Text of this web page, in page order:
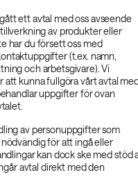
ett avtal med oss avseende
av produkter eller
har du försett oss med
(t.ex. namn,
och arbetsgivare). Vi
att kunna fullgöra vårt avtal
uppgifter för ovan
av personuppgifter som
för att ingå eller
kan dock ske med stöd
avtal direkt med den